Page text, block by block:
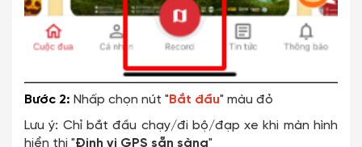
Bước 2: Nhấp chọn nút " Bắt đầu" màu đỏ
Lưu ý: Chỉ bắt đầu chạy/đi bộ/đạp xe khi màn hình
hiển thị "Định vị GPS sẵn sàng"